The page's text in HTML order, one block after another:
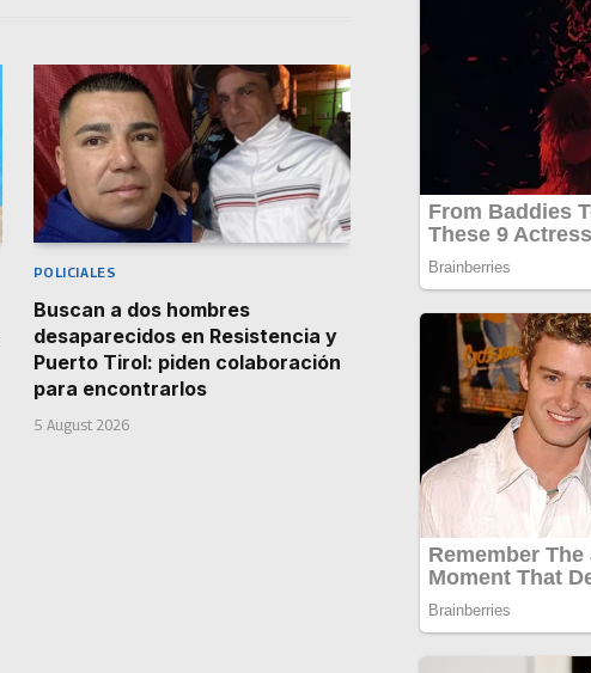
POLICIALES
Buscan a dos hombres
desaparecidos en Resistencia y
Puerto Tirol: piden colaboración
para encontrarlos
5 August 2026